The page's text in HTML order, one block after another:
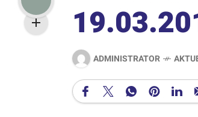
ADMINISTRATOR